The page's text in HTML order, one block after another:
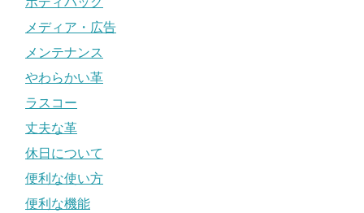
メディア・広告
メンテナンス
やわらかい革
ラスコー
丈夫な革
休日について
便利な使い方
便利な機能